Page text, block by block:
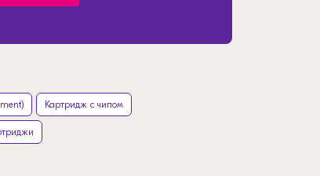
Картридж с чипом